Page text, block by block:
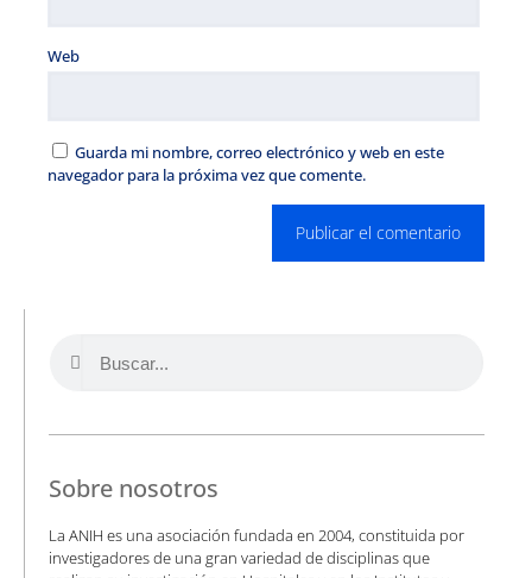
Web
Guarda mi nombre, correo electrónico y web en este
navegador para la próxima vez que comente.
Sobre nosotros
La ANIH es una asociación fundada en 2004, constituida por
investigadores de una gran variedad de disciplinas que